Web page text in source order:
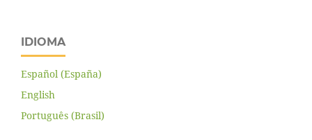
IDIOMA
Español (España)
English
Português (Brasil)